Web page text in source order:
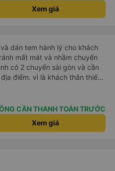
Xem giá
mất mát và nhầm chuyến
có 2 chuyến sài gòn và cần
thân thiết
và tin tưởng. tuy nhiên rất
nữa thì chắc chắn quy công ty
số 1 quy nhơn. rất cảm
CẦN THANH TOÁN TRƯỚC
Xem giá